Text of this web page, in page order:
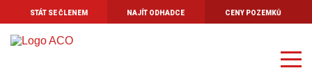
STÁT SE ČLENEM NAJÍT ODHADCE CENY POZEMKŮ
Úvod